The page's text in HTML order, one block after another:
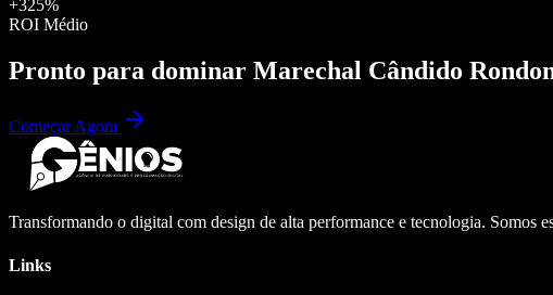
+325%
ROI Médio
Pronto para dominar Marechal Cândido
Começar Agora
Transformando o digital com design de alta performance e tecnologia. Somos
Links